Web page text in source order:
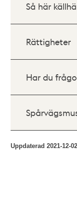
Så här
Rättigheter
Har du
Uppdaterad2021-12-02